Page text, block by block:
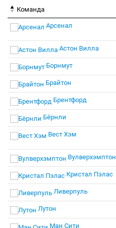
Команда
Арсенал
Астон Вилла
Борнмут
Брайтон
Брентфорд
Бёрнли
Вест Хэм
Вулверхэмптон
Кристал Пэлас
Ливерпуль
Лутон
Ман Сити